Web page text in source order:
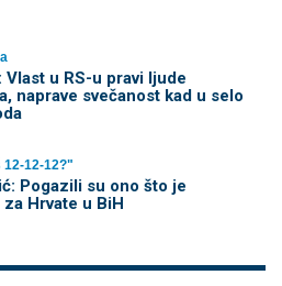
Vlast u RS-u pravi ljude
naprave svečanost kad u selo
12-12?"
Pogazili su ono što je
Hrvate u BiH